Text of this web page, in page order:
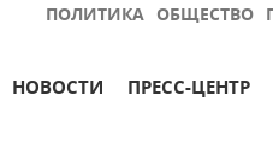
ПОЛИТИКА ОБЩЕСТВО
НОВОСТИ ПРЕСС-ЦЕНТР